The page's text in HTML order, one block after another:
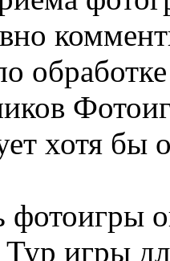
хотя бы
фотоигры
Тур игры